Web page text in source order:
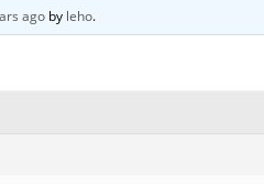
ago by leho.